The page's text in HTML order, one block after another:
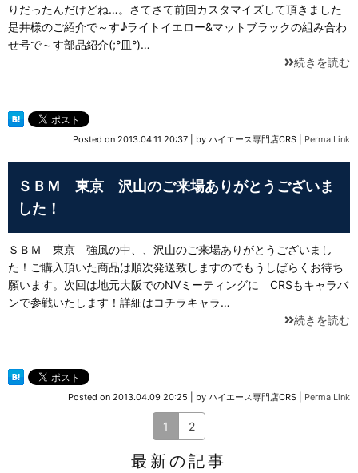
りだったんだけどね…。さてさて前回カスタマイズして頂きました
是井様のご紹介で～す♪ライトイエロー&マットブラックの組み合わ
せ号で～す部品紹介(;°皿°)…
続きを読む
Posted on 2013.04.11 20:37 by ハイエース専門店CRS Perma Link
ＳＢＭ 東京 沢山のご来場ありがとうございま
した！
ＳＢＭ 東京 強風の中、、沢山のご来場ありがとうございまし
た！ご購入頂いた商品は順次発送致しますのでもうしばらくお待ち
願います。次回は地元大阪でのNVミーティングに CRSもキャラバ
ンで参戦いたします！詳細はコチラキャラ…
続きを読む
Posted on 2013.04.09 20:25 by ハイエース専門店CRS Perma Link
1 2
最新の記事